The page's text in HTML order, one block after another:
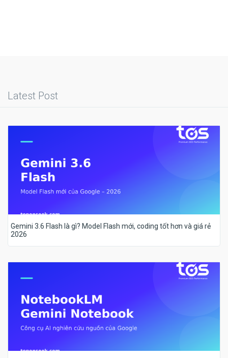
Latest Post
Gemini 3.6 Flash là gì? Model Flash mới, coding tốt hơn và giá rẻ
2026